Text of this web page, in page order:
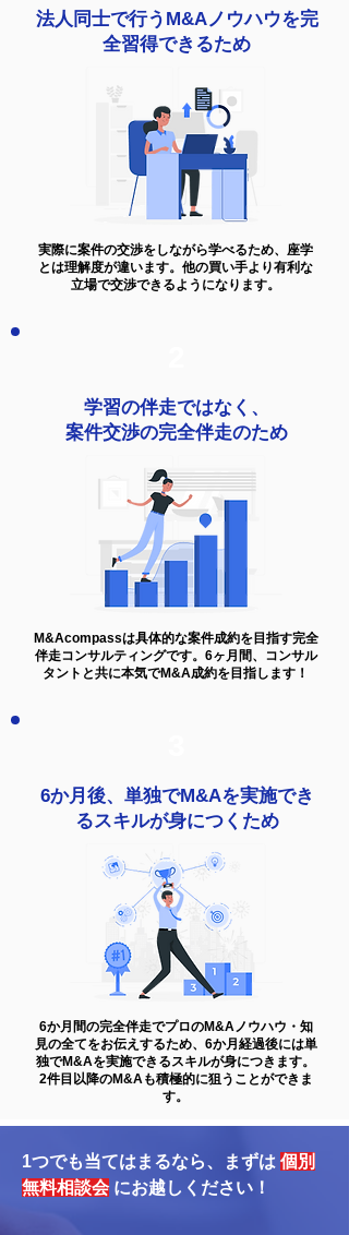
法人同士で行うM&Aノウハウを完
全習得できるため
実際に案件の交渉をしながら学べるため、座学
とは理解度が違います。他の買い手より有利な
立場で交渉できるようになります。
学習の伴走ではなく、
案件交渉の完全伴走のため
M&Acompassは具体的な案件成約を目指す完全
伴走コンサルティングです。6ヶ月間、コンサル
タントと共に本気でM&A成約を目指します！
6か月後、単独でM&Aを実施でき
るスキルが身につくため
6か月間の完全伴走でプロのM&Aノウハウ・知
見の全てをお伝えするため、6か月経過後には単
独でM&Aを実施できるスキルが身につきます。
2件目以降のM&Aも積極的に狙うことができま
す。
1つでも当てはまるなら、まずは 個別
無料相談会 にお越しください！